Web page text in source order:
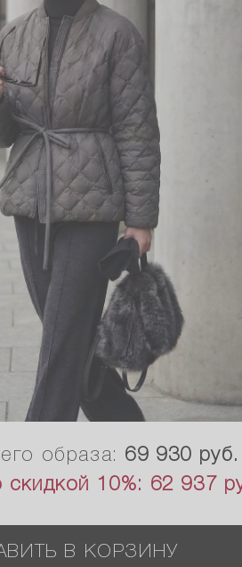
образа: 69 930 руб.
10%: 62 937
В КОРЗИНУ